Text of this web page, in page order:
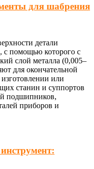
для шабрения
детали
помощью которого с
слой металла (0,005–
для окончательной
или
станин и суппортов
подшипников,
приборов и